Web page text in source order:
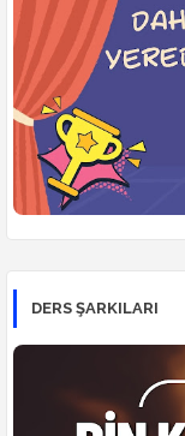
DERS ŞARKILARI